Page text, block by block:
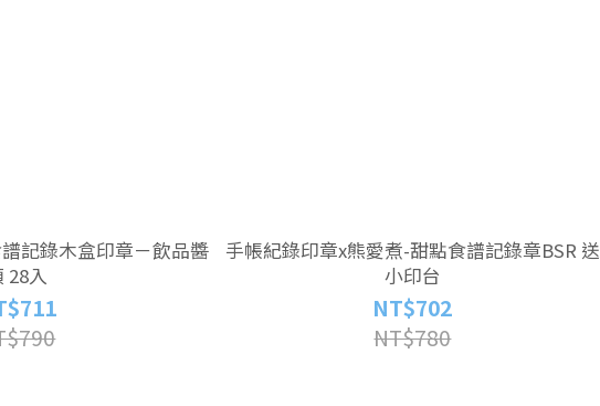
譜記錄木盒印章－飲品醬
28入
手帳紀錄印章x熊愛煮-甜點食譜記錄章BSR 送
小印台
NT$702
NT$780